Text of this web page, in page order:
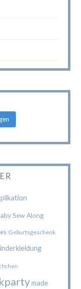
Sew Along
Geburtsgeschenk
made